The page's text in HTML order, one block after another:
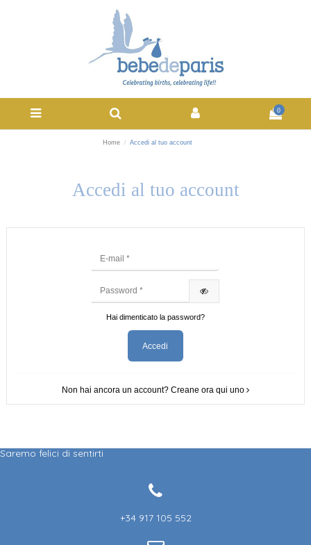
0
Home Accedi al tuo account
Accedi al tuo account
Hai dimenticato la password?
Accedi
Non hai ancora un account? Creane ora qui uno
Saremo felici di sentirti
+34 917 105 552